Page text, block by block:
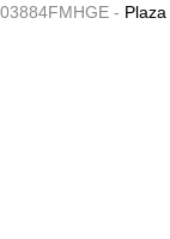
03884FMHGE -